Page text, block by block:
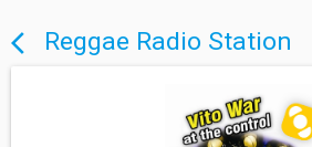
arrow_back_ios Reggae Radio Station